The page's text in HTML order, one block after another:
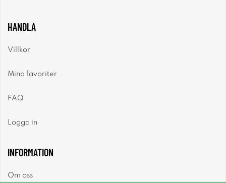
HANDLA
Villkor
Mina favoriter
FAQ
Logga in
INFORMATION
Om oss